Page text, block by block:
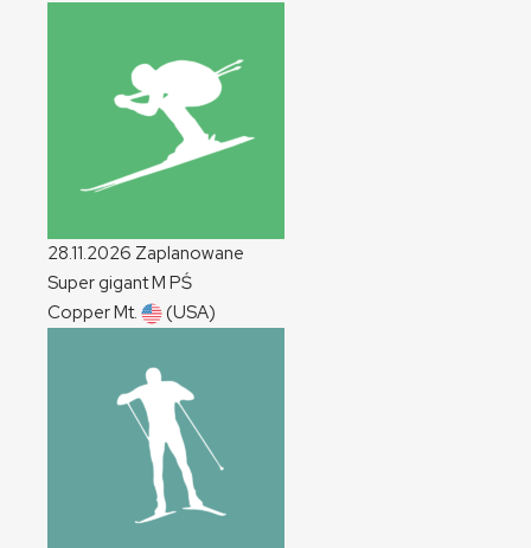
28.11.2026 Zaplanowane
Super gigantM PŚ
Copper Mt.
(USA)